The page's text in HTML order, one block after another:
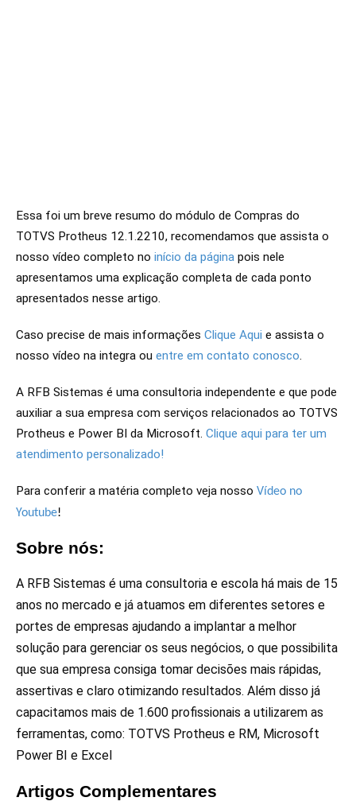
Essa foi um breve resumo do módulo de Compras do
TOTVS Protheus 12.1.2210, recomendamos que assista o
nosso vídeo completo no início da página pois nele
apresentamos uma explicação completa de cada ponto
apresentados nesse artigo.
Caso precise de mais informações Clique Aqui e assista o
nosso vídeo na integra ou entre em contato conosco.
A RFB Sistemas é uma consultoria independente e que pode
auxiliar a sua empresa com serviços relacionados ao TOTVS
Protheus e Power BI da Microsoft. Clique aqui para ter um
atendimento personalizado!
Para conferir a matéria completo veja nosso Vídeo no
Youtube!
Sobre nós:
A RFB Sistemas é uma consultoria e escola há mais de 15
anos no mercado e já atuamos em diferentes setores e
portes de empresas ajudando a implantar a melhor
solução para gerenciar os seus negócios, o que possibilita
que sua empresa consiga tomar decisões mais rápidas,
assertivas e claro otimizando resultados. Além disso já
capacitamos mais de 1.600 profissionais a utilizarem as
ferramentas, como: TOTVS Protheus e RM, Microsoft
Power BI e Excel
Artigos Complementares